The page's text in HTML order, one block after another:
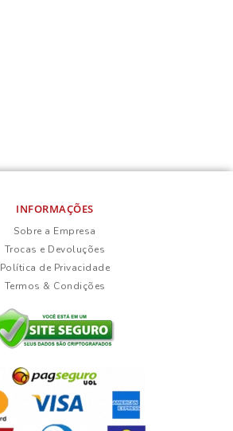
INFORMAÇÕES
Sobre a Empresa
Trocas e Devoluções
Política de Privacidade
Termos & Condições